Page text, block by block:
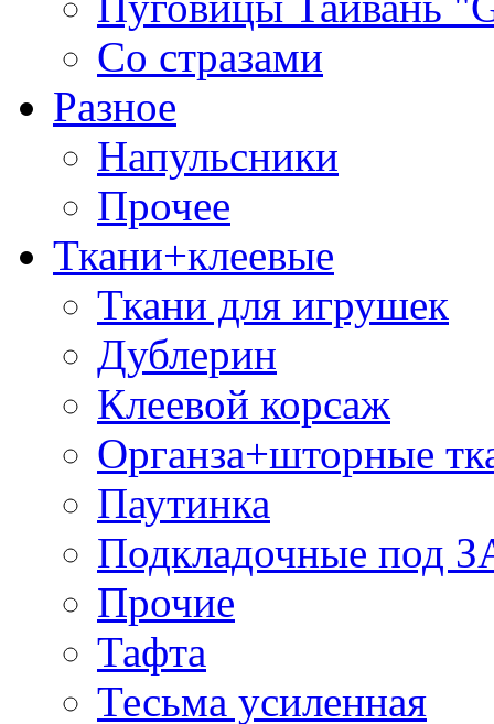
Со стразами
Разное
Напульсники
Прочее
Ткани+клеевые
Ткани для игрушек
Дублерин
Клеевой корсаж
Органза+шторные
Паутинка
Подкладочные под
Прочие
Тафта
Тесьма усиленная